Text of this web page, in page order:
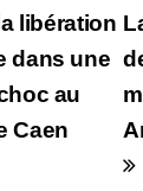
libération
dans une
au
Caen